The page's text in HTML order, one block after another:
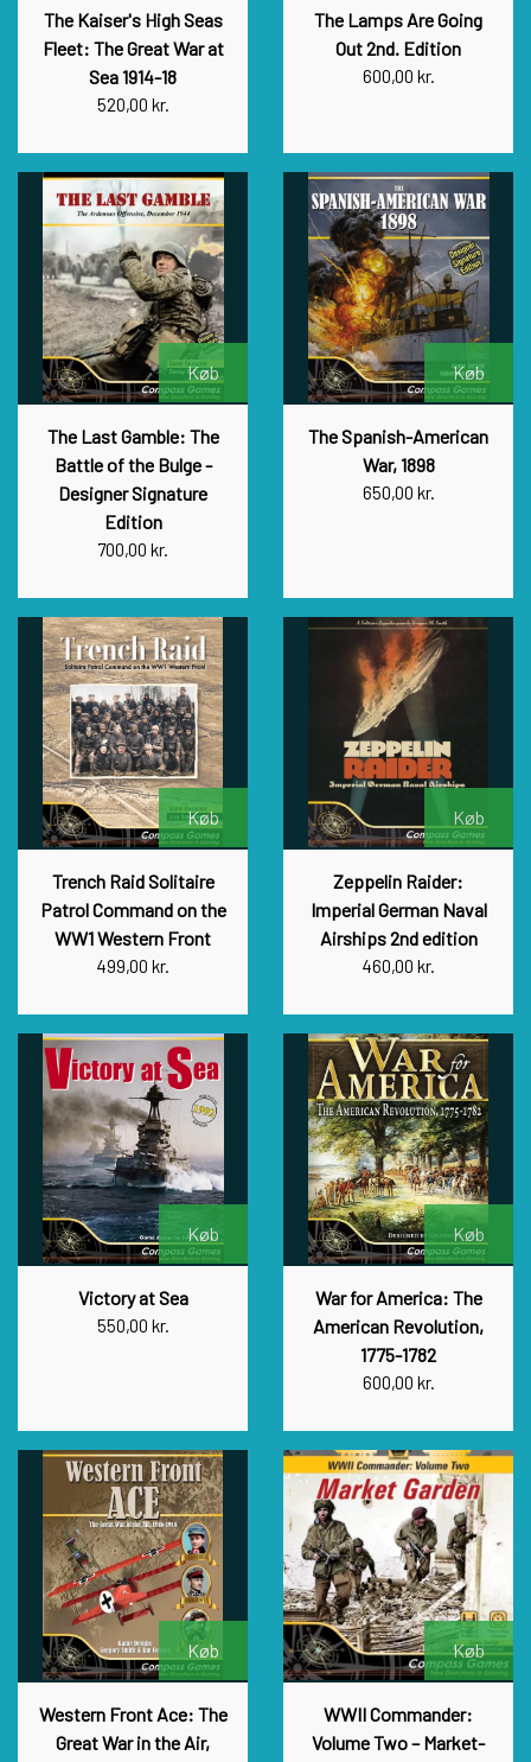
The Kaiser's High Seas
Fleet: The Great War at
Sea 1914-18
520,00 kr.
The Lamps Are Going
Out 2nd. Edition
600,00 kr.
Køb
The Last Gamble: The
Battle of the Bulge -
Designer Signature
Edition
700,00 kr.
Køb
The Spanish-American
War, 1898
650,00 kr.
Køb
Trench Raid Solitaire
Patrol Command on the
WW1 Western Front
499,00 kr.
Køb
Zeppelin Raider:
Imperial German Naval
Airships 2nd edition
460,00 kr.
Køb
Victory at Sea
550,00 kr.
Køb
War for America: The
American Revolution,
1775-1782
600,00 kr.
Køb
Western Front Ace: The
Great War in the Air,
Køb
WWII Commander:
Volume Two – Market-